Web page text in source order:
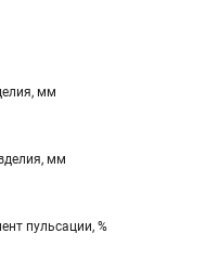
мм
мм
пульсации, %